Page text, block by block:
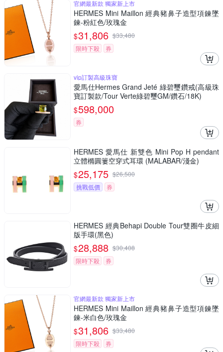
官網最新款 獨家新上市
HERMES Mini Maillon 經典豬鼻子造型項鍊墜
鍊-粉紅色/玫瑰金
$31,806 $33,480
限時下殺
券
vip訂製高級珠寶
愛馬仕Hermes Grand Jeté 綠碧璽鑽戒(高級珠
寶訂製款/Tour Verte綠碧璽GM/鑽石/18K)
$598,000
券
HERMES 愛馬仕 新雙色 Mini Pop H pendant
立體橢圓簍空穿式耳環 (MALABAR/淺金)
$25,175 $26,500
挑戰低價
券
HERMES 經典Behapi Double Tour雙圈牛皮細
版手環(黑色)
$28,888 $30,408
限時下殺
券
官網最新款 獨家新上市
HERMES Mini Maillon 經典豬鼻子造型項鍊墜
鍊-米白色/玫瑰金
$31,806 $33,480
限時下殺
券